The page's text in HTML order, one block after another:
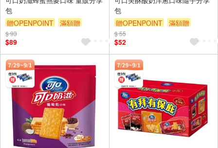
包
贈OPENPOINT
滿額贈
滿額9折
$ 93
$89
包
贈OPENPOINT
滿額贈
滿額9折
$ 55
$52